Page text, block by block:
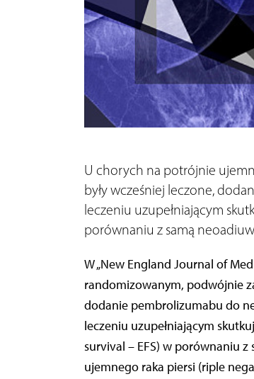
U chorych na potrójnie
były wcześniej leczone,
leczeniu uzupełniającym
porównaniu z samą
W „New England Journal of
randomizowanym, podwójnie
dodanie pembrolizumabu do
leczeniu uzupełniającym
survival – EFS) w porównaniu
ujemnego raka piersi (riple